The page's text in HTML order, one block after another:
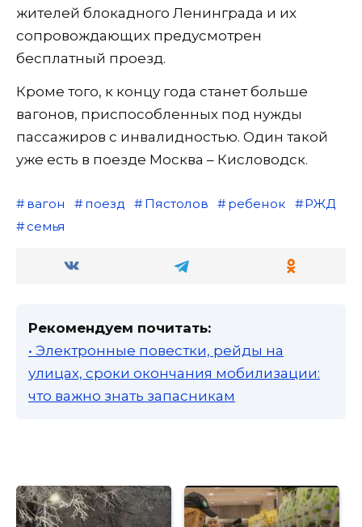
жителей блокадного Ленинграда и их
сопровождающих предусмотрен
бесплатный проезд.
Кроме того, к концу года станет больше
вагонов, приспособленных под нужды
пассажиров с инвалидностью. Один такой
уже есть в поезде Москва – Кисловодск.
вагон поезд Пястолов ребенок
РЖД
семья
Рекомендуем почитать:
• Электронные повестки, рейды на
улицах, сроки окончания мобилизации:
что важно знать запасникам